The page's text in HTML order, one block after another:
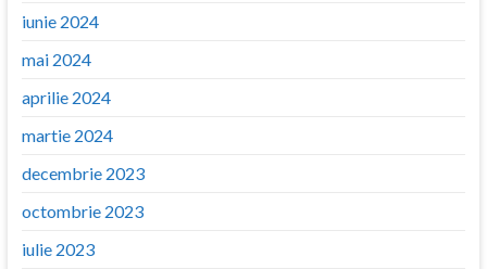
iunie 2024
mai 2024
aprilie 2024
martie 2024
decembrie 2023
octombrie 2023
iulie 2023